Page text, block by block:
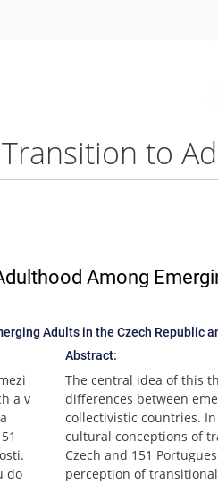
Among
Adults in the Czech Republic
a v
do
Abstract:
The central idea of this
differences between
collectivistic countries.
cultural conceptions of
Czech and 151
perception of